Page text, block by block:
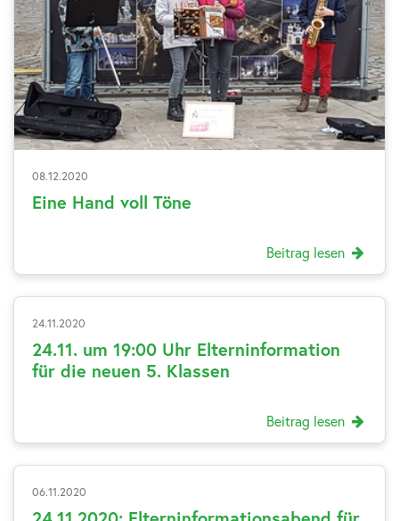
08.12.2020
Eine Hand voll Töne
Beitrag lesen
24.11.2020
24.11. um 19:00 Uhr Elterninformation
für die neuen 5. Klassen
Beitrag lesen
06.11.2020